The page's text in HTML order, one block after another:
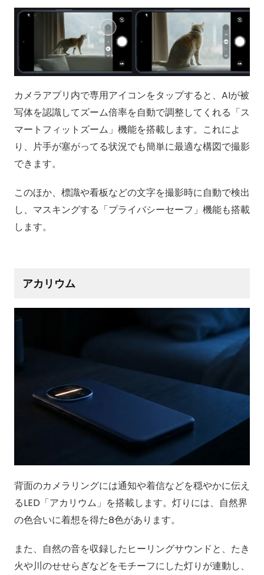
カメラアプリ内で専用アイコンをタップすると、AIが被
写体を認識してズーム倍率を自動で調整してくれる「ス
マートフィットズーム」機能を搭載します。これによ
り、片手が塞がってる状況でも簡単に最適な構図で撮影
できます。
このほか、標識や看板などの文字を撮影時に自動で検出
し、マスキングする「プライバシーセーフ」機能も搭載
します。
アカリウム
背面のカメラリングには通知や着信などを穏やかに伝え
るLED「アカリウム」を搭載します。灯りには、自然界
の色合いに着想を得た8色があります。
また、自然の音を収録したヒーリングサウンドと、たき
火や川のせせらぎなどをモチーフにした灯りが連動し、